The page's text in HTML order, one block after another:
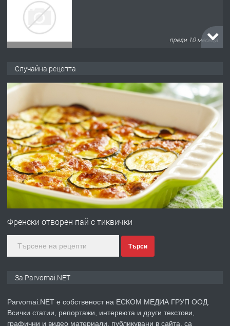
преди 1 година
преди 1 година
ПРЕДЛАГА
Първи поход "По стъпките на Ангел
Войвода"
преди 1 година
Монтажник на малки детайли за
преди 1 година
Случайна рецепта
Френски отворен пай с тиквички
Търси
За Parvomai.NET
Parvomai.NET е собственост на ЕСКОМ МЕДИА ГРУП ООД.
Всички статии, репортажи, интервюта и други текстови,
графични и видео материали, публикувани в сайта, са